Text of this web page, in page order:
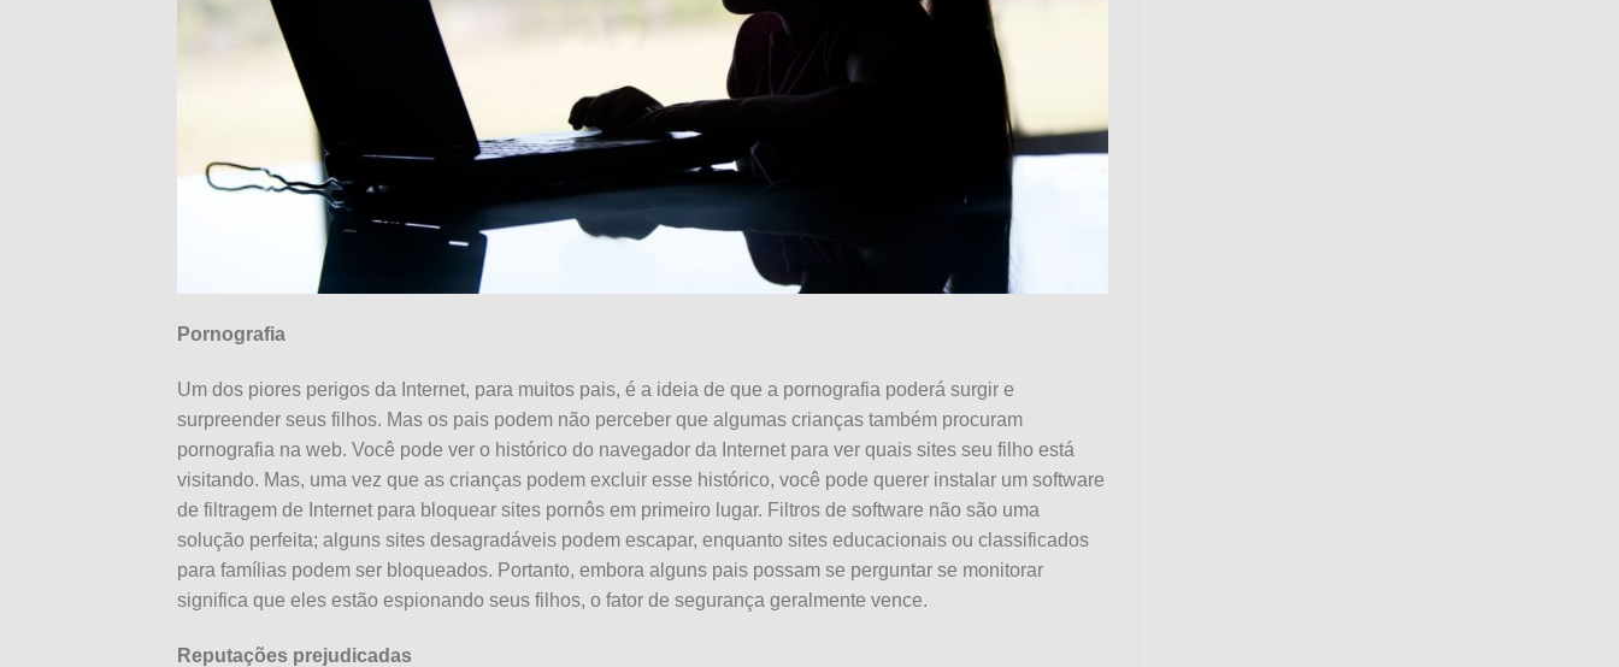
Pornografia
Um dos piores perigos da Internet, para muitos pais, é a ideia de que a pornografia poderá surgir e
surpreender seus filhos. Mas os pais podem não perceber que algumas crianças também procuram
pornografia na web. Você pode ver o histórico do navegador da Internet para ver quais sites seu filho está
visitando. Mas, uma vez que as crianças podem excluir esse histórico, você pode querer instalar um software
de filtragem de Internet para bloquear sites pornôs em primeiro lugar. Filtros de software não são uma
solução perfeita; alguns sites desagradáveis podem escapar, enquanto sites educacionais ou classificados
para famílias podem ser bloqueados. Portanto, embora alguns pais possam se perguntar se monitorar
significa que eles estão espionando seus filhos, o fator de segurança geralmente vence.
Reputações prejudicadas